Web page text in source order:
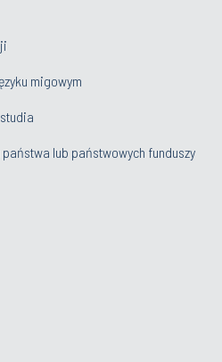
migowym
lub państwowych funduszy